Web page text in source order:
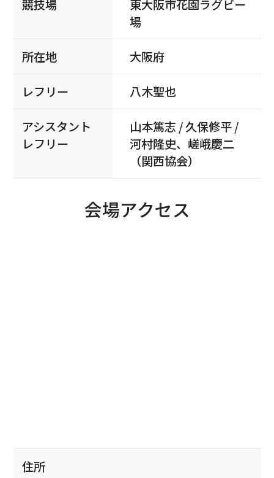
競技場
東大阪市花園ラグビー
場
所在地 大阪府
レフリー 八木聖也
アシスタント
レフリー
山本篤志 / 久保修平 /
河村隆史、嵯峨慶二
（関西協会）
会場アクセス
住所